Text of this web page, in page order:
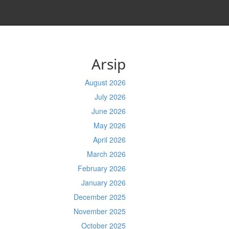
Arsip
August 2026
July 2026
June 2026
May 2026
April 2026
March 2026
February 2026
January 2026
December 2025
November 2025
October 2025